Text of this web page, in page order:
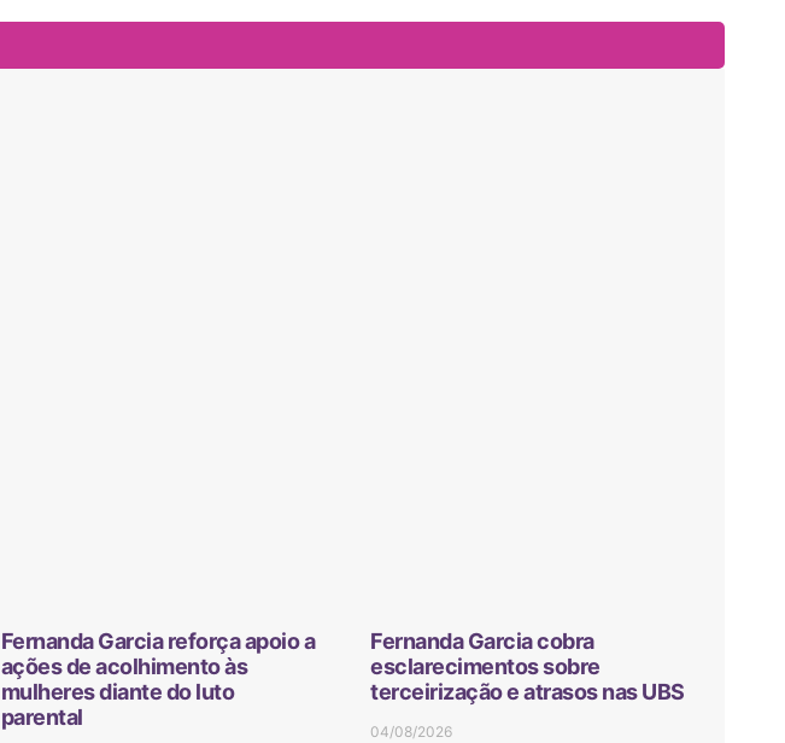
Fernanda Garcia reforça apoio a
ações de acolhimento às
mulheres diante do luto
parental
Fernanda Garcia cobra
esclarecimentos sobre
terceirização e atrasos nas UBS
04/08/2026